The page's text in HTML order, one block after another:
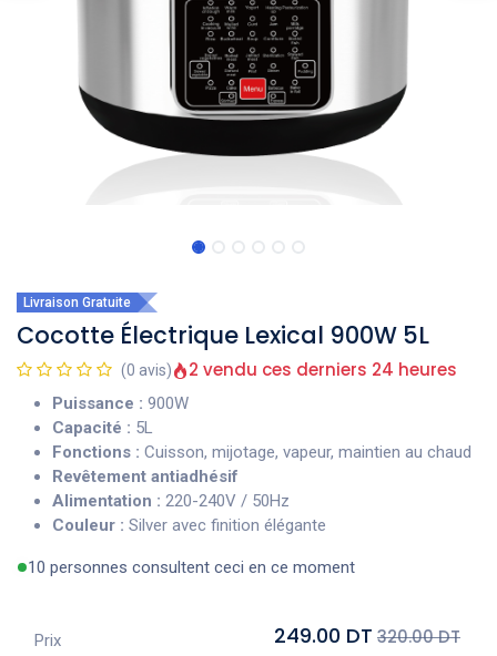
Livraison Gratuite
Cocotte Électrique Lexical 900W 5L
(0 avis) 2 vendu ces derniers 24 heures
Puissance : 900W
Capacité : 5L
Fonctions : Cuisson, mijotage, vapeur, maintien au chaud
Revêtement antiadhésif
Alimentation : 220-240V / 50Hz
Couleur : Silver avec finition élégante
10 personnes consultent ceci en ce moment
Prix 249.00 DT 320.00 DT